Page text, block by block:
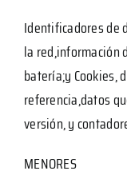
Identificadores de
la red,información
batería;y Cookies,
referencia,datos
versión, y
MENORES